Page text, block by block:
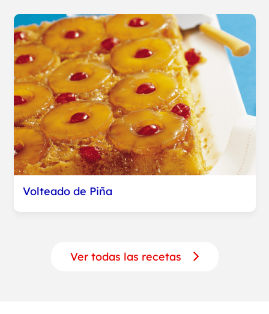
Volteado de Piña
Ver todas las recetas